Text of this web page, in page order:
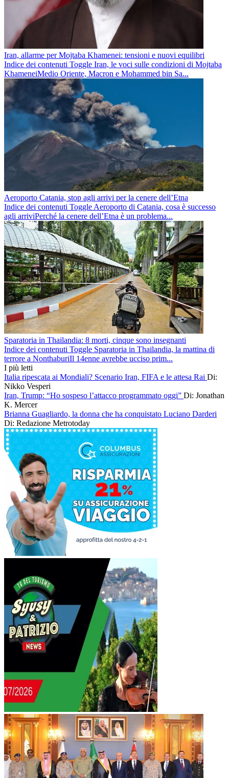
Iran, allarme per Mojtaba Khamenei: tensioni e nuovi equilibri
Indice dei contenuti Toggle Iran, le voci sulle condizioni di Mojtaba
KhameneiMedio Oriente, Macron e Mohammed bin Sa...
Aeroporto Catania, stop agli arrivi per la cenere dell’Etna
Indice dei contenuti Toggle Aeroporto di Catania, cosa è successo
agli arriviPerché la cenere dell’Etna è un problema...
Sparatoria in Thailandia: 8 morti, cinque sono insegnanti
Indice dei contenuti Toggle Sparatoria in Thailandia, la mattina di
terrore a NonthaburiIl 14enne avrebbe ucciso prim...
I più letti
Italia ripescata ai Mondiali? Scenario Iran, FIFA e le attesa Rai Di:
Nikko Vesperi
Iran, Trump: “Ho sospeso l’attacco programmato oggi” Di: Jonathan
K. Mercer
Brianna Guagliardo, la donna che ha conquistato Luciano Darderi
Di: Redazione Metrotoday